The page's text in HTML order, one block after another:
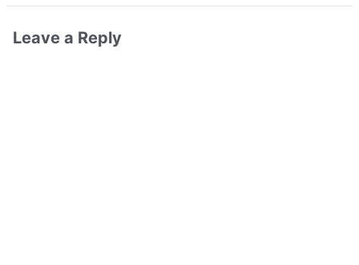
Leave a Reply